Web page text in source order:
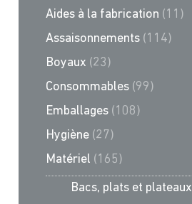
Aides à la fabrication (11)
Assaisonnements (114)
Boyaux (23)
Consommables (99)
Emballages (108)
Hygiène (27)
Matériel (165)
Bacs, plats et plateaux